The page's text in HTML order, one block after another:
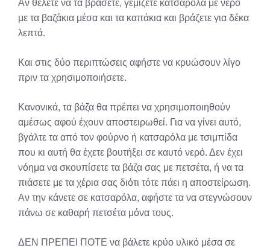
Αν θέλετε να τα βράσετε, γεμίζετε κατσαρόλα με νερό
με τα βαζάκια μέσα και τα καπάκια και βράζετε για δέκα
λεπτά.
Και στις δύο περιπτώσεις αφήστε να κρυώσουν λίγο
πριν τα χρησιμοποιήσετε.
Κανονικά, τα βάζα θα πρέπει να χρησιμοποιηθούν
αμέσως αφού έχουν αποστειρωθεί. Για να γίνει αυτό,
βγάλτε τα από τον φούρνο ή κατσαρόλα με τσιμπίδα
που κι αυτή θα έχετε βουτήξει σε καυτό νερό. Δεν έχει
νόημα να σκουπίσετε τα βάζα σας με πετσέτα, ή να τα
πιάσετε με τα χέρια σας διότι τότε πάει η αποστείρωση.
Αν την κάνετε σε κατσαρόλα, αφήστε τα να στεγνώσουν
πάνω σε καθαρή πετσέτα μόνα τους.
ΔΕΝ ΠΡΕΠΕΙ ΠΟΤΕ να βάλετε κρύο υλικό μέσα σε